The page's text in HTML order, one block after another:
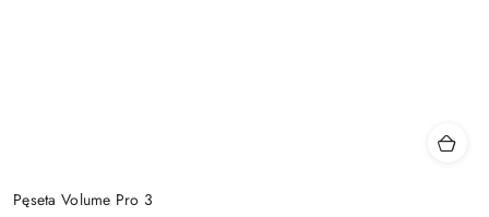
Pęseta Volume Pro 3